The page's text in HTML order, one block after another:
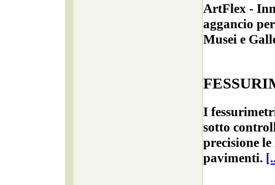
ArtFlex -
aggancio
Musei e
I
sotto
precisione
pavimenti.